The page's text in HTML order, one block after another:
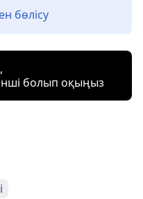
бөлісу
болып оқыңыз